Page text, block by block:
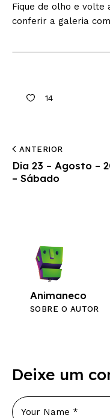
Fique de olho e volte
conferir a galeria
14
ANTERIOR
Dia 23 – Agosto –
– Sábado
Animaneco
SOBRE O AUTOR
Deixe um